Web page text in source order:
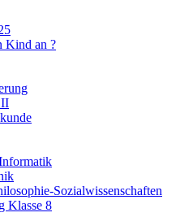
Kind an ?
II
Sozialwissenschaften
Klasse 8